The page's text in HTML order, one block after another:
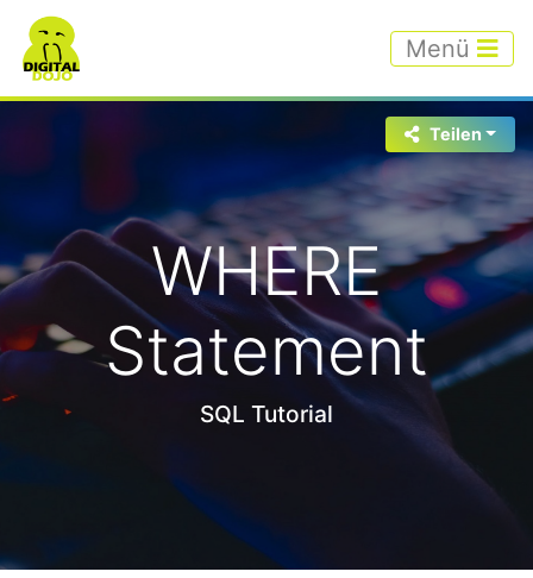
Menü
Teilen
WHERE
Statement
SQL Tutorial